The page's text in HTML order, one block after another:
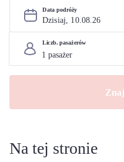
Data podróży
Dzisiaj, 10.08.26
Liczb. pasażerów
Na tej stronie